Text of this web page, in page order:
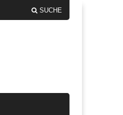
SUCHE